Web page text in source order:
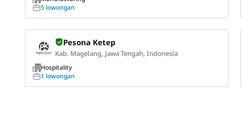
5 lowongan
Pesona Ketep
Kab. Magelang, Jawa Tengah, Indonesia
Hospitality
1 lowongan